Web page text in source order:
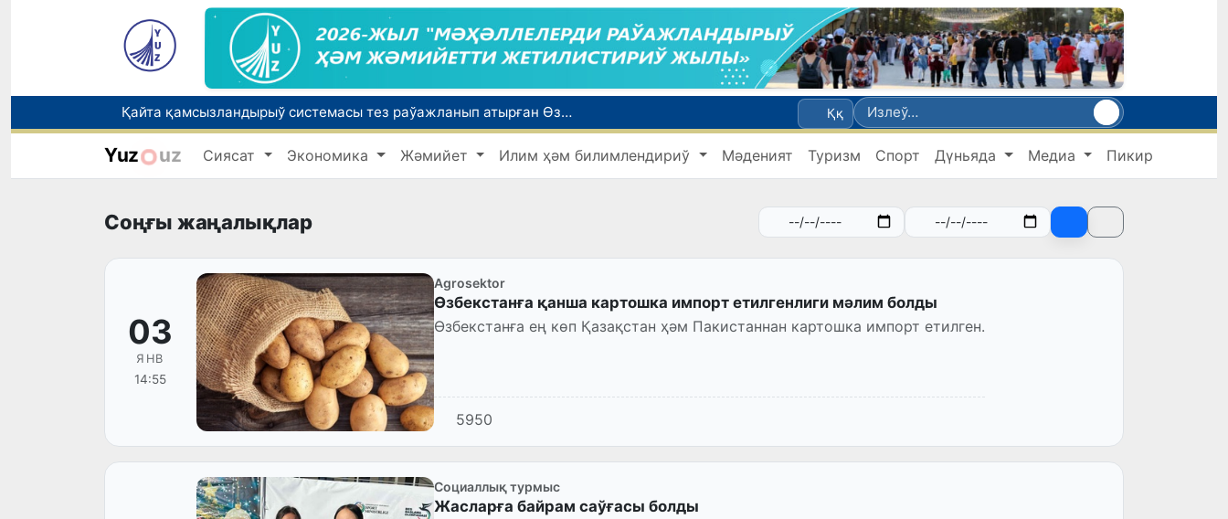
Қайта қамсызландырыў системасы тез раўажланып атырған Өзбекстан экономикасы ушын не береди?
Ташкент аўыр атлетика бойынша Азия чемпионатына таярланбақта
Өзбекстанда Турақлы раўажланыў мақсетлери айлығы басланды
Елимиз дөретиўшилери өз кәсиби ҳәм мийнети менен мақтанады
Ққ
Yuz uz Сиясат Экономика Жәмийет Илим ҳәм билимлендириў Мәденият Туризм Спорт Дүньяда Медиа Пикир
Соңғы жаңалықлар
03
ЯНВ
14:55
Agrosektor
Өзбекстанға қанша картошка импорт етилгенлиги мәлим болды
Өзбекстанға ең көп Қазақстан ҳәм Пакистаннан картошка импорт етилген.
5950
Социаллық турмыс
Жасларға байрам саўғасы болды